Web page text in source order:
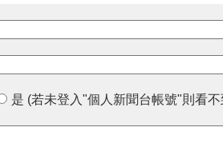
是 (若未登入"個人新聞台帳號"則看